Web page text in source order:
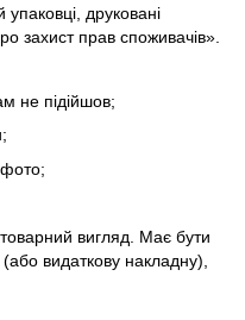
друковані
захист прав споживачів».
не підійшов;
фото;
вигляд. Має бути
видаткову накладну),